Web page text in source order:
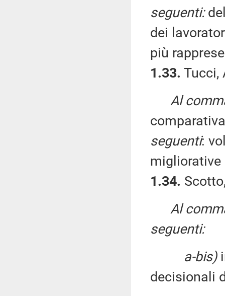
seguenti:
dei
più
1.33. Tucci,
Al
seguenti:
migliorative
1.34.
Al
seguenti:
a-bis)
decisionali